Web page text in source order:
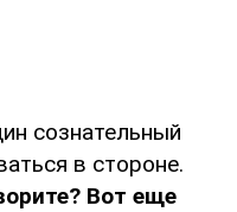
сознательный
в стороне.
Вот еще